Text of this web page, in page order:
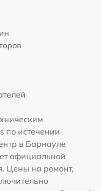
по истечении
в Барнауле
официальной
Цены на ремонт,